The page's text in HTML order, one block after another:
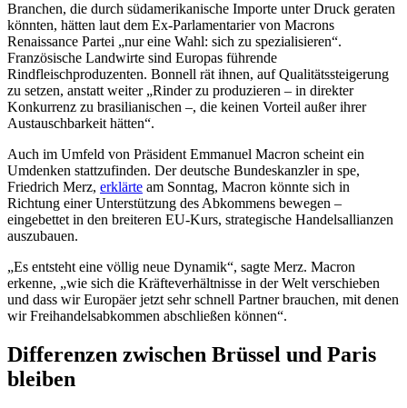
Branchen, die durch südamerikanische Importe unter Druck geraten
könnten, hätten laut dem Ex-Parlamentarier von Macrons
Renaissance Partei „nur eine Wahl: sich zu spezialisieren“.
Französische Landwirte sind Europas führende
Rindfleischproduzenten. Bonnell rät ihnen, auf Qualitätssteigerung
zu setzen, anstatt weiter „Rinder zu produzieren – in direkter
Konkurrenz zu brasilianischen –, die keinen Vorteil außer ihrer
Austauschbarkeit hätten“.
Auch im Umfeld von Präsident Emmanuel Macron scheint ein
Umdenken stattzufinden. Der deutsche Bundeskanzler in spe,
Friedrich Merz, erklärte am Sonntag, Macron könnte sich in
Richtung einer Unterstützung des Abkommens bewegen –
eingebettet in den breiteren EU-Kurs, strategische Handelsallianzen
auszubauen.
„Es entsteht eine völlig neue Dynamik“, sagte Merz. Macron
erkenne, „wie sich die Kräfteverhältnisse in der Welt verschieben
und dass wir Europäer jetzt sehr schnell Partner brauchen, mit denen
wir Freihandelsabkommen abschließen können“.
Differenzen zwischen Brüssel und Paris
bleiben